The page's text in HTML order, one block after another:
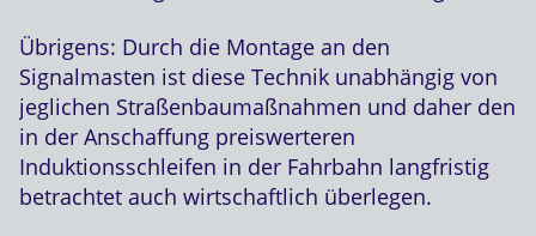
Übrigens: Durch die Montage an den
Signalmasten ist diese Technik unabhängig von
jeglichen Straßenbaumaßnahmen und daher den
in der Anschaffung preiswerteren
Induktionsschleifen in der Fahrbahn langfristig
betrachtet auch wirtschaftlich überlegen.